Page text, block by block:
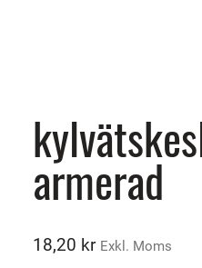
armerad
18,20 kr Exkl. Moms